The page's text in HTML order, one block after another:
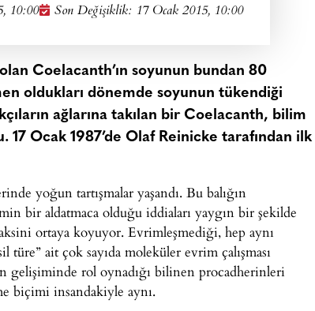
10:00 Son Değişiklik: 17 Ocak 2015, 10:00
Coelacanth’ın soyunun bundan 80
oldukları dönemde soyunun tükendiği
ağlarına takılan bir Coelacanth, bilim
Ocak 1987’de Olaf Reinicke tarafından ilk
yoğun tartışmalar yaşandı. Bu balığın
bir aldatmaca olduğu iddiaları yaygın bir şekilde
ortaya koyuyor. Evrimleşmediği, hep aynı
ait çok sayıda moleküler evrim çalışması
gelişiminde rol oynadığı bilinen procadherinleri
biçimi insandakiyle aynı.